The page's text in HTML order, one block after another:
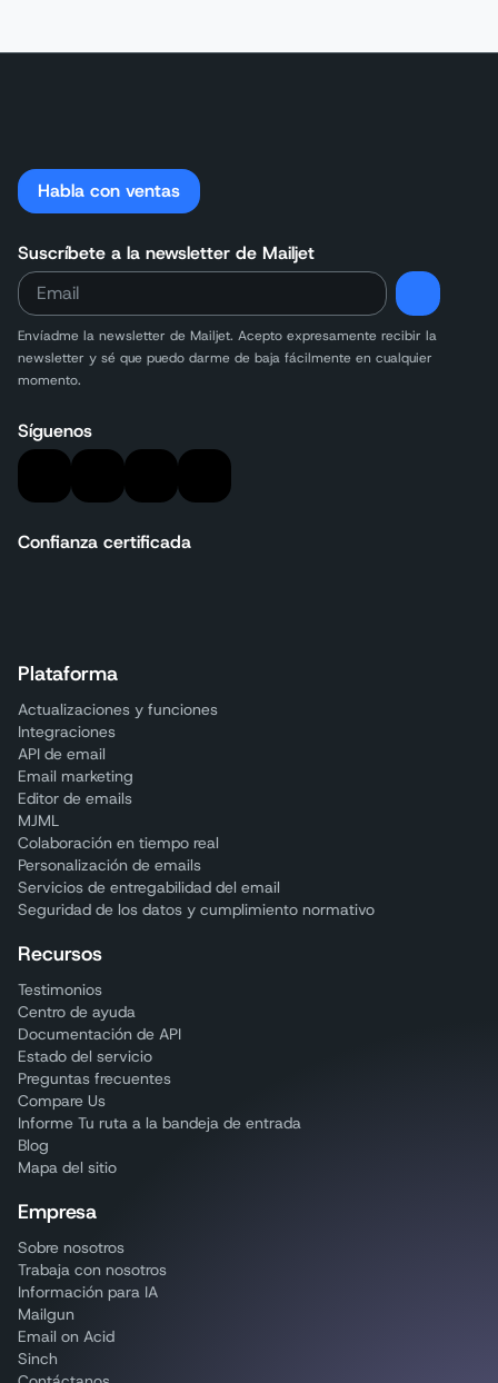
Habla con ventas
Suscríbete a la newsletter de Mailjet
Envíadme la newsletter de Mailjet. Acepto expresamente recibir la
newsletter y sé que puedo darme de baja fácilmente en cualquier
momento.
Síguenos
Confianza certificada
Plataforma
Actualizaciones y funciones
Integraciones
API de email
Email marketing
Editor de emails
MJML
Colaboración en tiempo real
Personalización de emails
Servicios de entregabilidad del email
Seguridad de los datos y cumplimiento normativo
Recursos
Testimonios
Centro de ayuda
Documentación de API
Estado del servicio
Preguntas frecuentes
Compare Us
Informe Tu ruta a la bandeja de entrada
Blog
Mapa del sitio
Empresa
Sobre nosotros
Trabaja con nosotros
Información para IA
Mailgun
Email on Acid
Sinch